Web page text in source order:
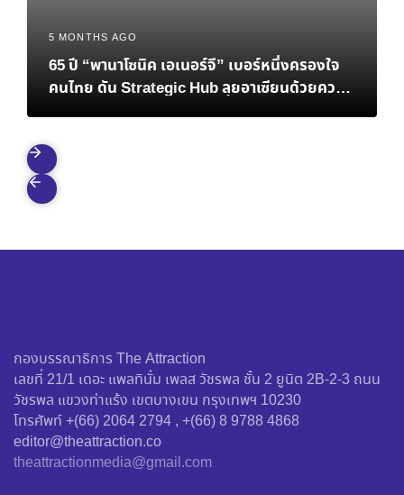
5 MONTHS AGO
65 ปี “พานาโซนิค เอเนอร์จี” เบอร์หนึ่งครองใจ
คนไทย ดัน Strategic Hub ลุยอาเซียนด้วยความ
ยั่งยืน
กองบรรณาธิการ The Attraction
เลขที่ 21/1 เดอะ แพลทินั่ม เพลส วัชรพล ชั้น 2 ยูนิต 2B-2-3 ถนน
วัชรพล แขวงท่าแร้ง เขตบางเขน กรุงเทพฯ 10230
โทรศัพท์ +(66) 2064 2794 , +(66) 8 9788 4868
editor@theattraction.co
theattractionmedia@gmail.com